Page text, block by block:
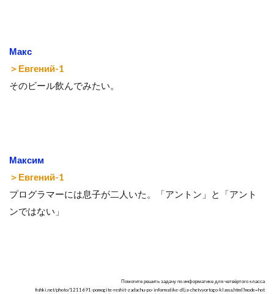
Макс
＞Евгений-1
そのビール飲んでみたい。
Максим
＞Евгений-1
プログラマーには息子が二人いた。「アントン」と「アント
ンではない」
Помогите решить задачу по информатике для четвёртого класса
fishki.net/photo/1211691-pomogite-reshit-zadachu-po-informatike-dlja-chetvyortogo-klassa.html?mode=hot